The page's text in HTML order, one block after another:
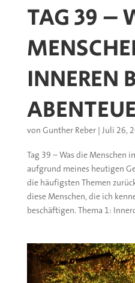
TAG 39 –
INNEREN
von Gunther Reber| Juli 26,
Tag 39 – Was die Menschen
aufgrund meines heutigen
die häufigsten Themen
diese Menschen, die ich
beschäftigen. Thema 1: